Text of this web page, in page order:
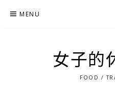
MENU
女子的
FOOD /